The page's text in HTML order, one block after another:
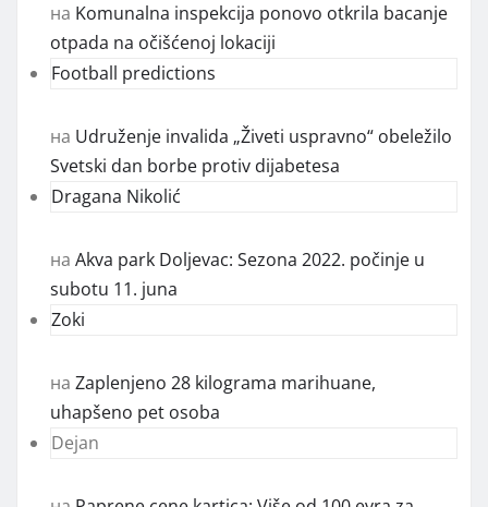
на Komunalna inspekcija ponovo otkrila bacanje
otpada na očišćenoj lokaciji
Football predictions
на Udruženje invalida „Živeti uspravno“ obeležilo
Svetski dan borbe protiv dijabetesa
Dragana Nikolić
на Akva park Doljevac: Sezona 2022. počinje u
subotu 11. juna
Zoki
на Zaplenjeno 28 kilograma marihuane,
uhapšeno pet osoba
Dejan